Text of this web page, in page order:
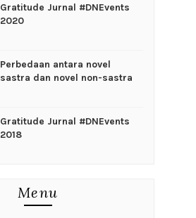
Gratitude Jurnal #DNEvents
2020
Perbedaan antara novel
sastra dan novel non-sastra
Gratitude Jurnal #DNEvents
2018
Menu